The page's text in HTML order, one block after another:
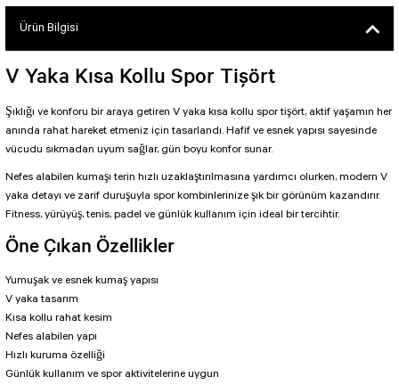
Tayt Kategori 2
Ve Bel Tayt
Cepli Taytlar
Deri Görünümlü Tayt
Tül Detaylı Spor Taytlar
Arkası Büzgülü Tayt
Dekolte Tayt
Fermuarlı Taytlar
İp Detaylı Spor Taytlar
Kısa Taytlar
Arkası Büzgülü Şort
Midi Şort
SEUL TULUM
1 SCRUNCH BUTT TULUM
2 SCRUNCH_ BUTT İSPANYOL TULUM
MAYORKA TULUM
Oslo Tulum
Sunset Tulum
LUNA BACKLESS TULUM
Çift Çapraz Tulum
Tek Çapraz Tulum
Tulum Kategorisi 3
3 Kollu SCRUNCH BUTT Tulum
4 Kollu SCRUNCH BUT Tulum İSPANYOL
Desenli Spor Bra
Halkalı Spor Bra
İpli Spor Bra
Viyana Spor Bustiyer
Spor Bustiyer 2
SCULPT LINE SPOR BUSTIYER
Tshirt
BOLERA
V YAKA TSHIRT
Ürün Bilgisi
V Yaka Kısa Kollu Spor Tişört
Şıklığı ve konforu bir araya getiren V yaka kısa kollu spor tişört, aktif yaşamın her
anında rahat hareket etmeniz için tasarlandı. Hafif ve esnek yapısı sayesinde
vücudu sıkmadan uyum sağlar, gün boyu konfor sunar.
Nefes alabilen kumaşı terin hızlı uzaklaştırılmasına yardımcı olurken, modern V
yaka detayı ve zarif duruşuyla spor kombinlerinize şık bir görünüm kazandırır.
Fitness, yürüyüş, tenis, padel ve günlük kullanım için ideal bir tercihtir.
Öne Çıkan Özellikler
Yumuşak ve esnek kumaş yapısı
V yaka tasarım
Kısa kollu rahat kesim
Nefes alabilen yapı
Hızlı kuruma özelliği
Günlük kullanım ve spor aktivitelerine uygun